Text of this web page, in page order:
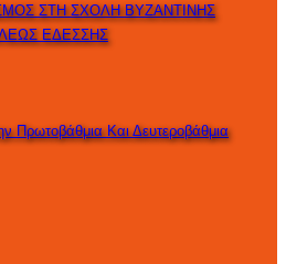
ΣΤΗ ΣΧΟΛΗ ΒΥΖΑΝΤΙΝΗΣ
ΕΔΕΣΣΗΣ
Πρωτοβάθμια Και Δευτεροβάθμια